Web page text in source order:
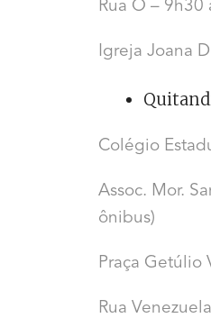
Rua O – 9h30
Igreja Joana
Colégio
Assoc. Mor.
ônibus)
Praça Getúlio
Rua